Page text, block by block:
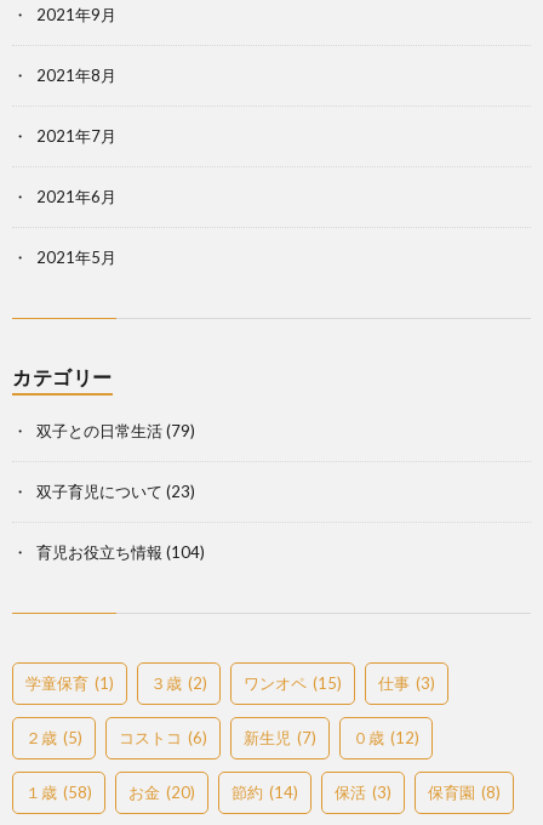
2021年9月
2021年8月
2021年7月
2021年6月
2021年5月
カテゴリー
双子との日常生活(79)
双子育児について (23)
育児お役立ち情報 (104)
学童保育 (1) ３歳 (2) ワンオペ (15) 仕事 (3)
２歳 (5) コストコ (6) 新生児 (7) ０歳 (12)
１歳 (58) お金 (20) 節約 (14) 保活 (3) 保育園 (8)